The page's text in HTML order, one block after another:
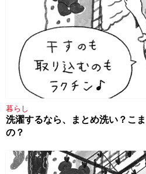
暮らし
洗濯するなら、まとめ洗い？こ
の？